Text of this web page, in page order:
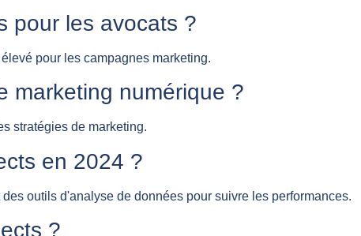
pour les avocats ?
pour les campagnes marketing.
marketing numérique ?
stratégies de marketing.
en 2024 ?
outils d'analyse de données pour suivre les performances.
?